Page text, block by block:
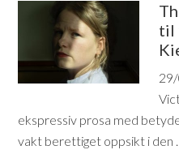
til
ekspressiv prosa med
vakt berettiget oppsikt i den